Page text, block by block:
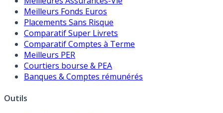
Meilleurs Fonds Euros
Placements Sans Risque
Comparatif Super Livrets
Comparatif Comptes à Terme
Meilleurs PER
Courtiers bourse & PEA
Banques & Comptes rémunérés
Outils